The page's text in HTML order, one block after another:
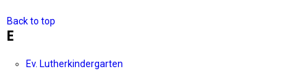
Back to top
E
Ev. Lutherkindergarten